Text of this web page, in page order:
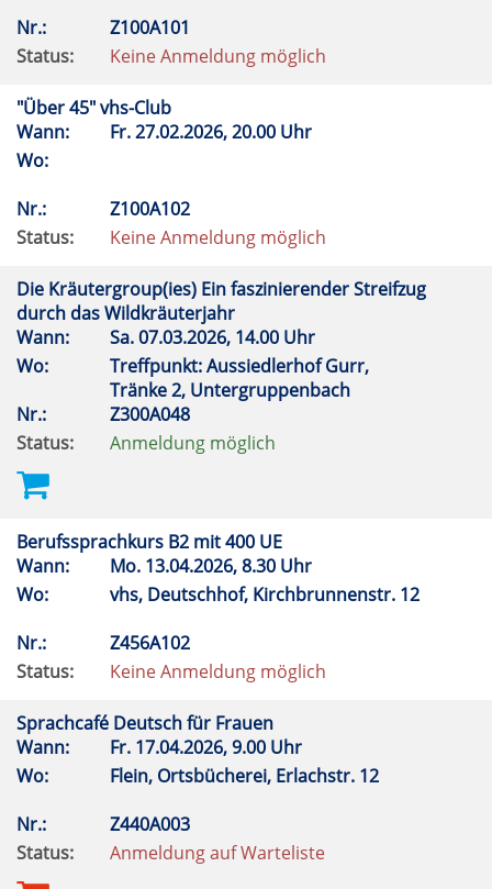
Nr.:
Z100A101
Status:
Keine Anmeldung möglich
"Über 45" vhs-Club
Wann:
Fr.27.02.2026, 20.00 Uhr
Wo:
Nr.:
Z100A102
Status:
Keine Anmeldung möglich
Die Kräutergroup(ies) Ein faszinierender Streifzug
durch das Wildkräuterjahr
Wann:
Sa.07.03.2026, 14.00 Uhr
Wo:
Treffpunkt: Aussiedlerhof Gurr,
Tränke 2, Untergruppenbach
Nr.:
Z300A048
Status:
Anmeldung möglich
Berufssprachkurs B2 mit 400 UE
Wann:
Mo. 13.04.2026, 8.30 Uhr
Wo:
vhs, Deutschhof, Kirchbrunnenstr. 12
Nr.:
Z456A102
Status:
Keine Anmeldung möglich
Sprachcafé Deutsch für Frauen
Wann:
Fr. 17.04.2026, 9.00 Uhr
Wo:
Flein, Ortsbücherei, Erlachstr. 12
Nr.:
Z440A003
Status:
Anmeldung auf Warteliste